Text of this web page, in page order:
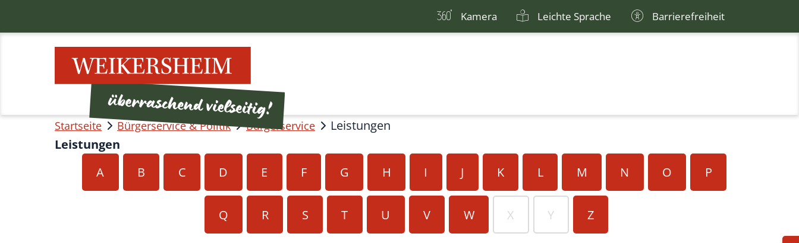
Kamera Leichte Sprache Barrierefreiheit
Startseite Bürgerservice & Politik Bürgerservice
Leistungen
Leistungen
A
B C D E F G H I J K L M N O P
Q R S T U V W X Y Z